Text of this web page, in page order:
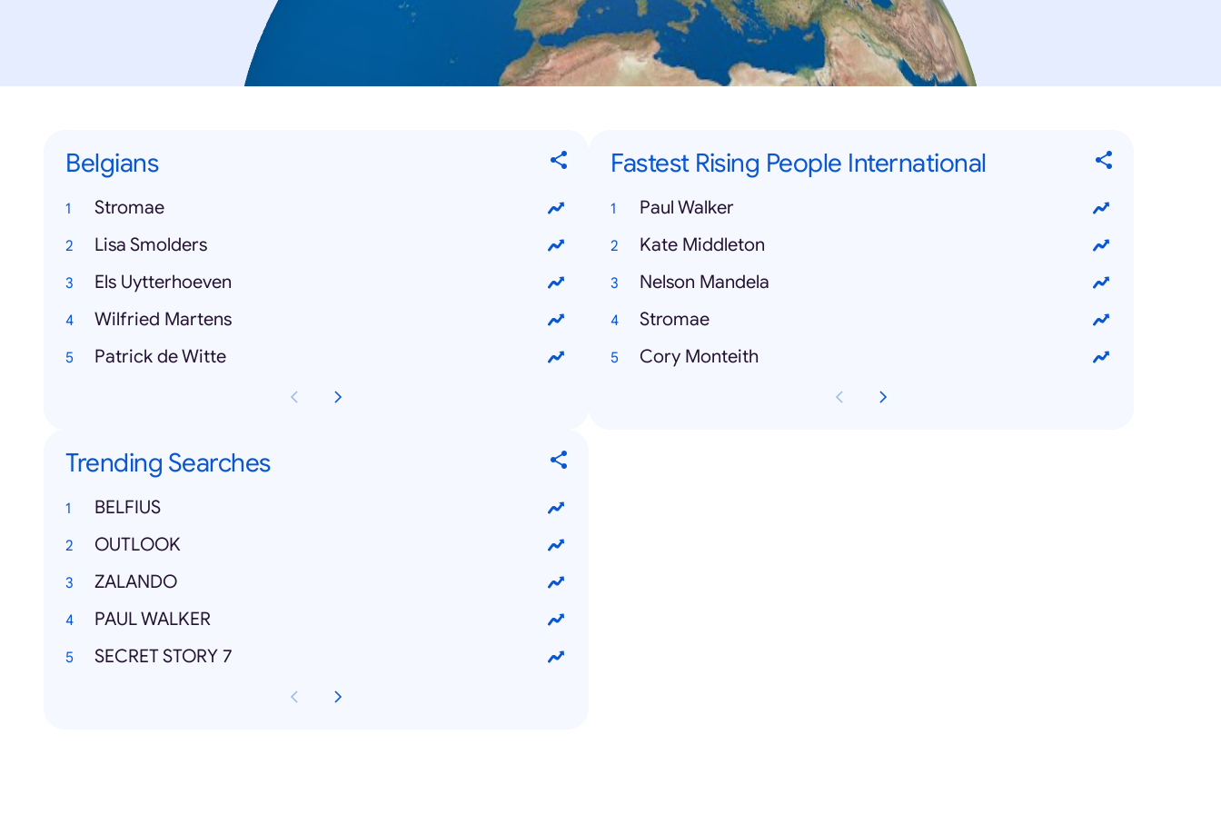
Belgians
Stromae
Lisa Smolders
Els Uytterhoeven
Wilfried Martens
Patrick de Witte
Fastest Rising People International
Paul Walker
Kate Middleton
Nelson Mandela
Stromae
Cory Monteith
Trending Searches
BELFIUS
OUTLOOK
ZALANDO
PAUL WALKER
SECRET STORY 7